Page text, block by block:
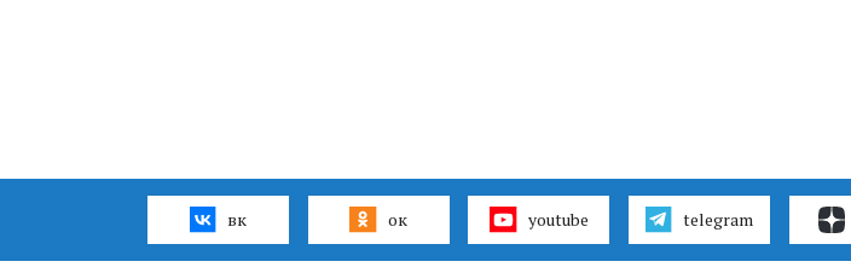
вк ок youtube telegram